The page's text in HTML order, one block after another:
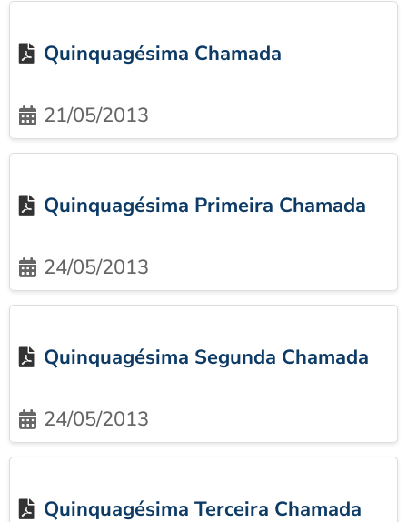
Quinquagésima Chamada
21/05/2013
Quinquagésima Primeira Chamada
24/05/2013
Quinquagésima Segunda Chamada
24/05/2013
Quinquagésima Terceira Chamada